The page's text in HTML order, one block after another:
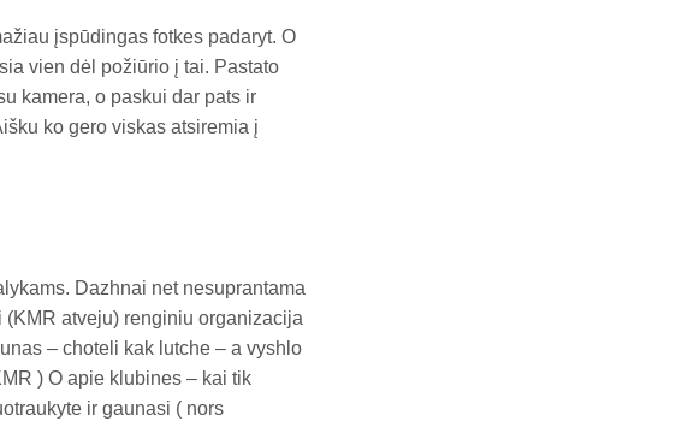
įspūdingas fotkes padaryt. O
vien dėl požiūrio į tai. Pastato
kamera, o paskui dar pats ir
ko gero viskas atsiremia į
Dazhnai net nesuprantama
atveju) renginiu organizacija
– choteli kak lutche – a vyshlo
) O apie klubines – kai tik
ir gaunasi ( nors